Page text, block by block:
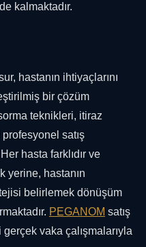
kalmaktadır.
hastanın ihtiyaçlarını
bir çözüm
teknikleri, itiraz
satış
hasta farklıdır ve
yerine, hastanın
belirlemek dönüşüm
PEGANOM satış
vaka çalışmalarıyla